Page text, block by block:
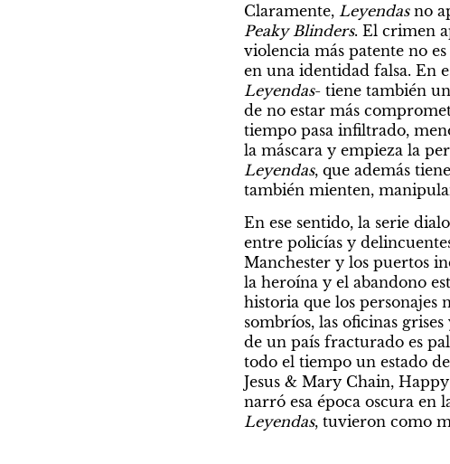
Claramente, Leyendas no
Peaky Blinders. El crimen
violencia más patente no
Leyendas- tiene también
de no estar más
tiempo pasa infiltrado,
Leyendas, que además
también mienten,
En ese sentido, la serie
entre policías y
Manchester y los puertos
la heroína y el abandono
historia que los personajes
sombríos, las oficinas
de un país fracturado es
todo el tiempo un estado
Jesus & Mary Chain,
Leyendas, tuvieron como